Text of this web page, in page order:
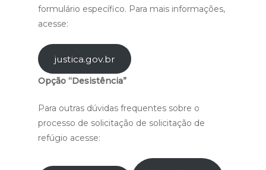
formulário específico. Para mais informações,
acesse:
justica.gov.br
Opção “Desistência”
Para outras dúvidas frequentes sobre o
processo de solicitação de solicitação de
refúgio acesse: